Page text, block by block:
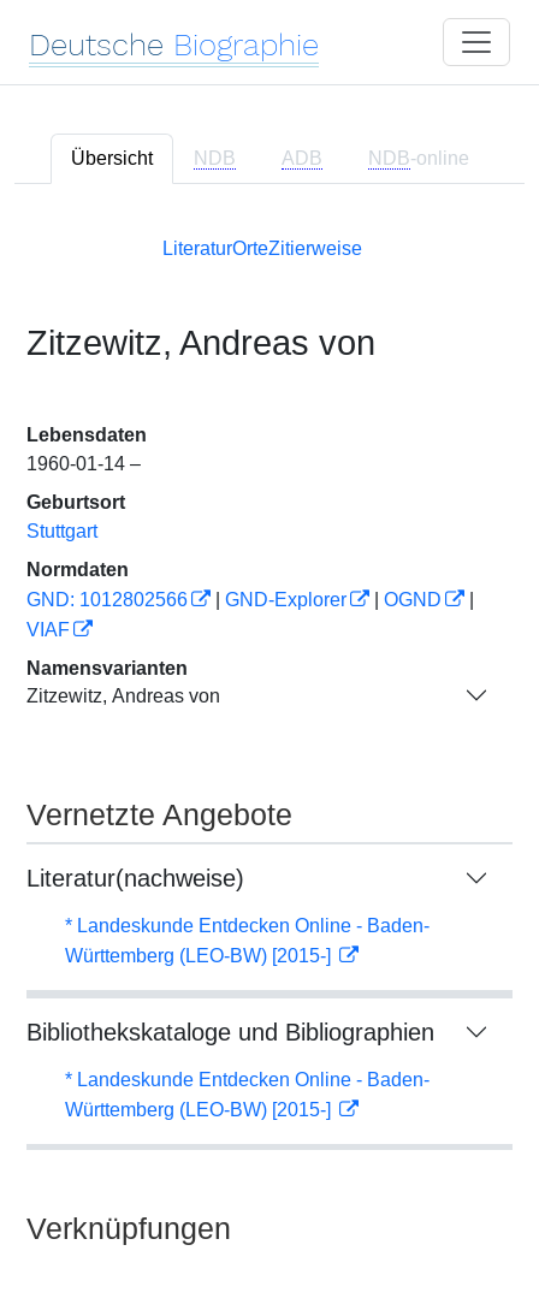
Deutsche Biographie
Übersicht NDB ADB NDB-online
LiteraturOrteZitierweise
Zitzewitz, Andreas von
Lebensdaten
1960-01-14 –
Geburtsort
Stuttgart
Normdaten
GND: 1012802566
GND-Explorer OGND
VIAF
Namensvarianten
Zitzewitz, Andreas von
Vernetzte Angebote
Literatur(nachweise)
* Landeskunde Entdecken Online - Baden-
Württemberg (LEO-BW) [2015-]
Bibliothekskataloge und Bibliographien
* Landeskunde Entdecken Online - Baden-
Württemberg (LEO-BW) [2015-]
Verknüpfungen